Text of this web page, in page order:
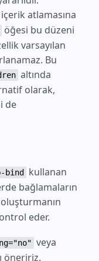
atlamasına
öğesi bu düzeni
varsayılan
Bu
altında
olarak,
de
bind
kullanan
bağlamaların
eder.
veya
öneririz.